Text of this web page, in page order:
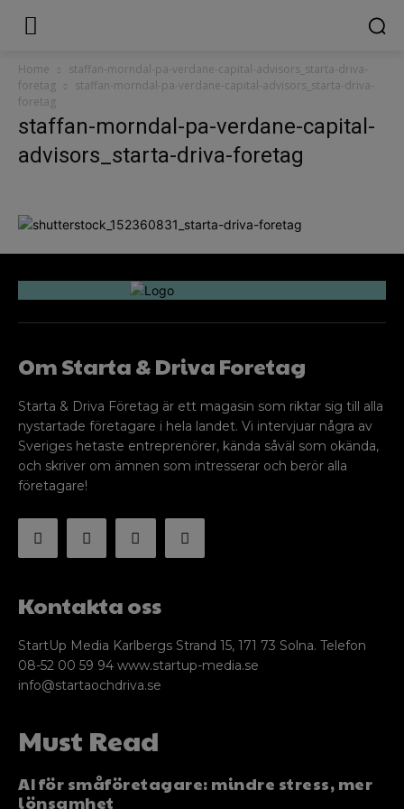
Home
staffan-morndal-pa-verdane-capital-advisors_starta-driva-
foretag
staffan-morndal-pa-verdane-capital-advisors_starta-driva-
foretag
staffan-morndal-pa-verdane-capital-
advisors_starta-driva-foretag
Om Starta & Driva Foretag
Starta & Driva Företag är ett magasin som riktar sig till alla
nystartade företagare i hela landet. Vi intervjuar några av
Sveriges hetaste entreprenörer, kända såväl som okända,
och skriver om ämnen som intresserar och berör alla
företagare!
Kontakta oss
StartUp Media Karlbergs Strand 15, 171 73 Solna. Telefon
08-52 00 59 94 www.startup-media.se
info@startaochdriva.se
Must Read
AI för småföretagare: mindre stress, mer
lönsamhet